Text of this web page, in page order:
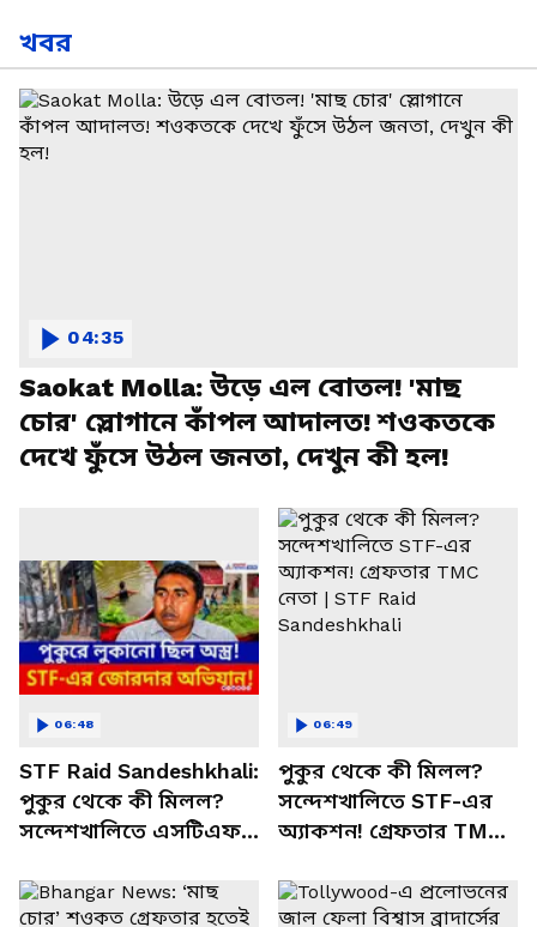
খবর
Saokat Molla: উড়ে এল বোতল! 'মাছ
চোর' স্লোগানে কাঁপল আদালত! শওকতকে
দেখে ফুঁসে উঠল জনতা, দেখুন কী হল!
04:35
STF Raid Sandeshkhali:
পুকুর থেকে কী মিলল?
সন্দেশখালিতে এসটিএফ-
তৃণমূল নেতাসহ ৬
06:48
পুকুর থেকে কী মিলল?
সন্দেশখালিতে STF-এর
অ্যাকশন! গ্রেফতার TMC
Sandeshkhali
06:49